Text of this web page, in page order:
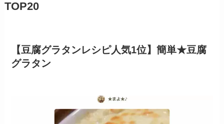
TOP20
【豆腐グラタンレシピ人気1位】簡単★豆腐
グラタン